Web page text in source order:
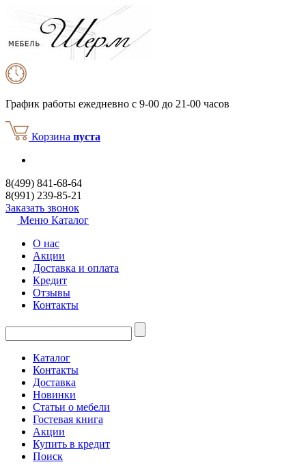
График работы ежедневно с 9-00 до 21-00 часов
Корзина пуста
8(499) 841-68-64
8(991) 239-85-21
Заказать звонок
Меню Каталог
О нас
Акции
Доставка и оплата
Кредит
Отзывы
Контакты
Каталог
Контакты
Доставка
Новинки
Статьи о мебели
Гостевая книга
Акции
Купить в кредит
Поиск